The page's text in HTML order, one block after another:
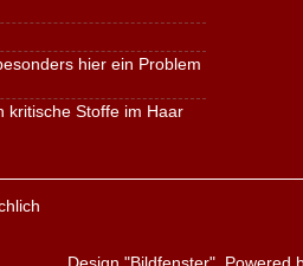
hier ein Problem
kritische Stoffe im Haar